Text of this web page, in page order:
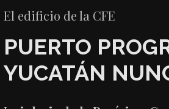
El edificio de la CFE
PUERTO
YUCATÁN